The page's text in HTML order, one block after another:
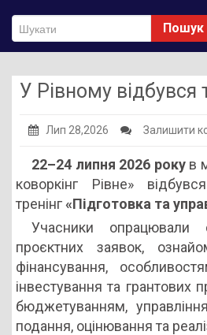
Діяльність НМЦ ПТО
Методичне забезпечення
Нормативно-правове
Публічна інформація
Заклади ПТО
Оголошення
Галерея
НМЦ ПТО України
Пошук
У Рівному відбувся
Лип 28,2026 Залишити
22–24 липня 2026 рокув
коворкінг Рівне»
тренінг«Підготовка та
Учасники опрацювали
проєктних заявок,
фінансування,
інвестування та грантових
бюджетуванням,
подання, оцінювання та